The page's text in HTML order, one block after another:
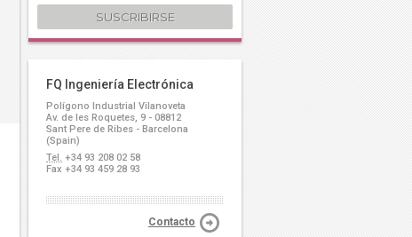
FQ Ingeniería Electrónica
Polígono Industrial Vilanoveta
Av. de les Roquetes, 9 - 08812
Sant Pere de Ribes - Barcelona
(Spain)
Tel. +34 93 208 02 58
Fax +34 93 459 28 93
Contacto